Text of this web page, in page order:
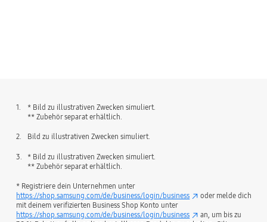
1.
* Bild zu illustrativen Zwecken simuliert.
** Zubehör separat erhältlich.
2. Bild zu illustrativen Zwecken simuliert.
3.
* Bild zu illustrativen Zwecken simuliert.
** Zubehör separat erhältlich.
* Registriere dein Unternehmen unter
https://shop.samsung.com/de/business/login/business
oder melde dich
mit deinem verifizierten Business Shop Konto unter
https://shop.samsung.com/de/business/login/business
an, um bis zu